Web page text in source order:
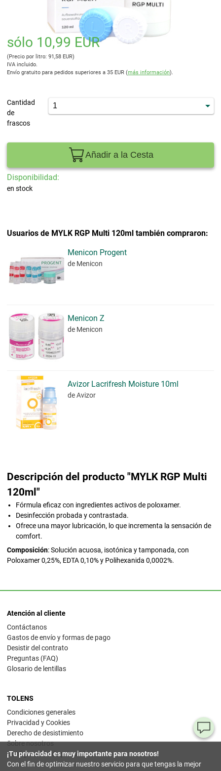
sólo 10,99 EUR
(Precio por litro: 91,58 EUR)
IVA incluido.
Envío gratuito para pedidos superiores a 35 EUR (más información).
Cantidad
de
frascos
Añadir a la Cesta
Disponibilidad:
en stock
Usuarios de MYLK RGP Multi 120ml también compraron:
Menicon Progent
de Menicon
Menicon Z
de Menicon
Avizor Lacrifresh Moisture 10ml
de Avizor
Descripción del producto "MYLK RGP Multi
120ml"
Fórmula eficaz con ingredientes activos de poloxamer.
Desinfección probada y contrastada.
Ofrece una mayor lubricación, lo que incrementa la sensación de
comfort.
Composición: Solución acuosa, isotónica y tamponada, con
Poloxamer 0,25%, EDTA 0,10% y Polihexanida 0,0002%.
Atención al cliente
Contáctanos
Gastos de envío y formas de pago
Desistir del contrato
Preguntas (FAQ)
Glosario de lentillas
TOLENS
Condiciones generales
Privacidad y Cookies
Derecho de desistimiento
Sobre nosotros
Configuración de privacidad
¡Tu privacidad es muy importante para nosotros!
Con el fin de optimizar nuestro servicio para que tengas la mejor